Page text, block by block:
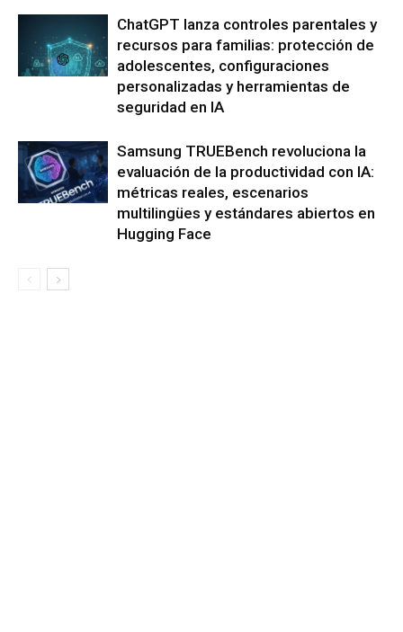
ChatGPT lanza controles parentales y
recursos para familias: protección de
adolescentes, configuraciones
personalizadas y herramientas de
seguridad en IA
Samsung TRUEBench revoluciona la
evaluación de la productividad con IA:
métricas reales, escenarios
multilingües y estándares abiertos en
Hugging Face